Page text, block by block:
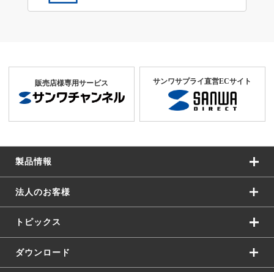
販売店様専用サービス サンワサプライ直営ECサイト
製品情報
法人のお客様
トピックス
ダウンロード